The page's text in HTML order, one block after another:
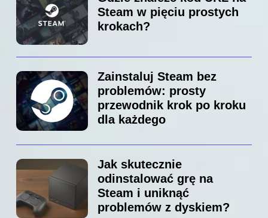
Steam w pięciu prostych
krokach?
Zainstaluj Steam bez
problemów: prosty
przewodnik krok po kroku
dla każdego
Jak skutecznie
odinstalować grę na
Steam i uniknąć
problemów z dyskiem?